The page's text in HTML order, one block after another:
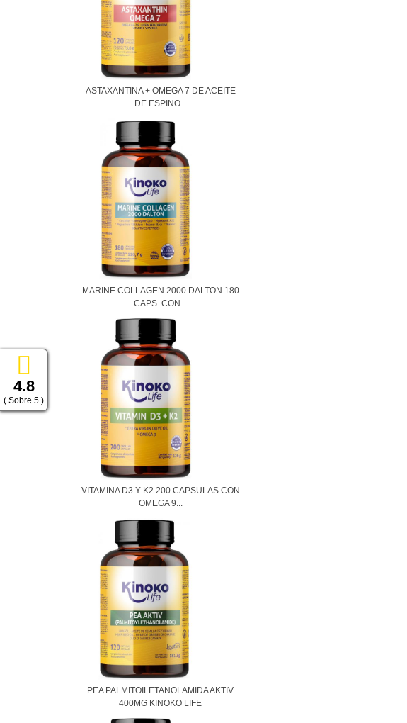
4.8
( Sobre 5 )
ASTAXANTINA + OMEGA 7 DE ACEITE
DE ESPINO...
MARINE COLLAGEN 2000 DALTON 180
CAPS. CON...
VITAMINA D3 Y K2 200 CAPSULAS CON
OMEGA 9...
PEA PALMITOILETANOLAMIDA AKTIV
400MG KINOKO LIFE